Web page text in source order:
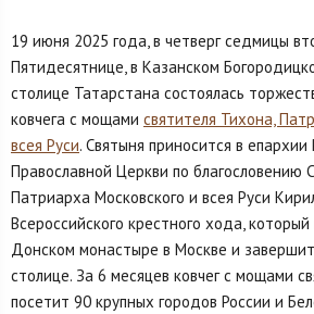
19 июня 2025 года, в четверг седмицы
Пятидесятнице, в Казанском
столице Татарстана состоялась
ковчега с мощами святителя Тихона,
всея Руси. Святыня приносится в епархии
Православной Церкви по благословению
Патриарха Московского и всея Руси
Всероссийского крестного хода,
Донском монастыре в Москве и
столице. За 6 месяцев ковчег с мощами
посетит 90 крупных городов России и